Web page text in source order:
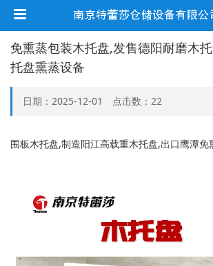
免熏蒸包装木托盘,发售德阳耐磨木
托盘熏蒸设备
日期：2025-12-01 点击数： 22
围板木托盘,制造阳江高载重木托盘,出口鹰潭免